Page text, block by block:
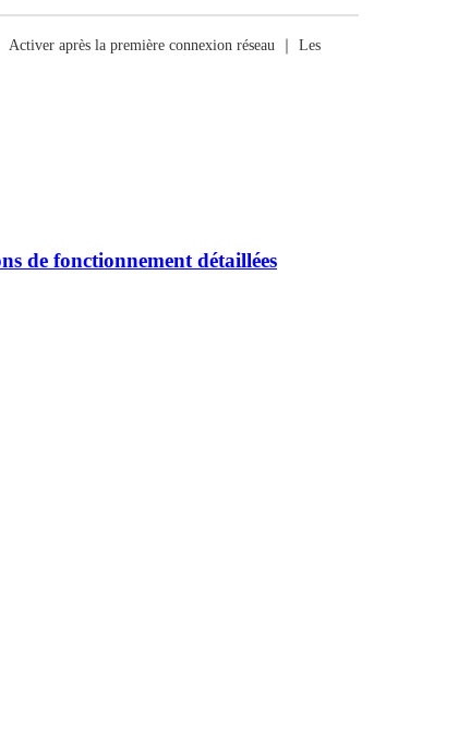
après la première connexion réseau ｜ Les
de fonctionnement détaillées